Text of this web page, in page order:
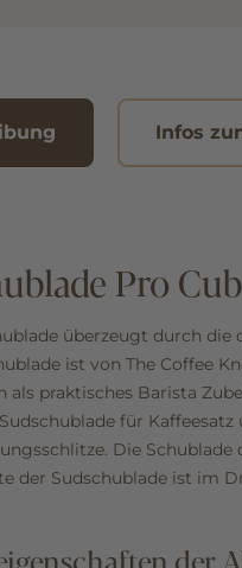
Infos
Pro
überzeugt durch
ist von The Coffee
als praktisches Barista
für
Die
der Sudschublade ist im
der